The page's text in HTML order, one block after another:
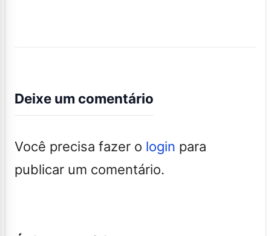
Deixe um comentário
Você precisa fazer o login para
publicar um comentário.